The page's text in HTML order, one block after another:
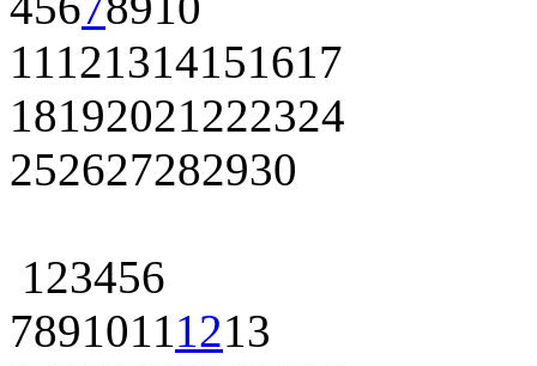
11121314151617
18192021222324
252627282930
123456
78910111213